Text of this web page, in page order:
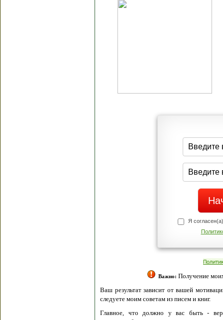
Я
Важно: Получение
Ваш результат зависит от вашей
следуете моим советам из писем и книг.
Главное, что должно у вас быть -